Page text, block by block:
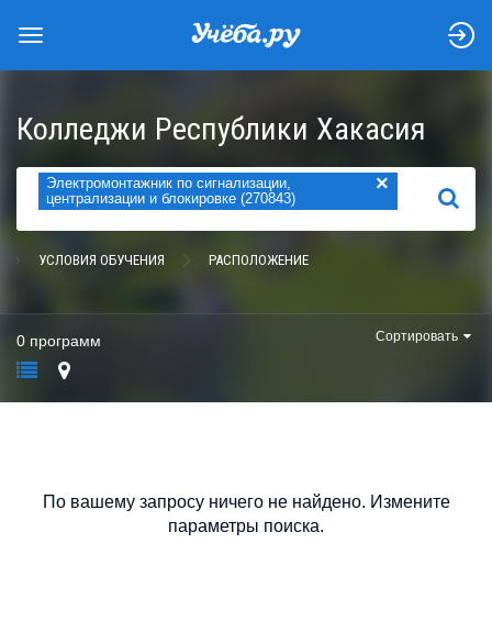
Колледжи Республики Хакасия
Электромонтажник по сигнализации,
централизации и блокировке (270843)
×
НАЙТИ
УСЛОВИЯ ОБУЧЕНИЯ РАСПОЛОЖЕНИЕ
0 программ Сортировать
По вашему запросу ничего не найдено. Измените
параметры поиска.